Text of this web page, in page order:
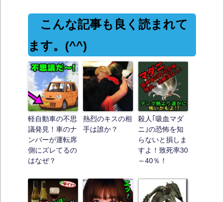
こんな記事も良く読まれて
ます。(^^)
軽自動車の不思
議発見！車のナ
ンバーが運転席
側にズレてるの
はなぜ？
熱烈のキスの相
手は誰か？
殺人｢吸血マダ
ニ｣の恐怖を知
らないと損しま
すよ！致死率30
～40％！